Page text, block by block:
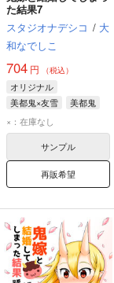
た結果7
スタジオナデシコ / 大
和なでしこ
704 円 （税込）
オリジナル
美都鬼×友雪
美都鬼
友雪
×：在庫なし
サンプル
再販希望